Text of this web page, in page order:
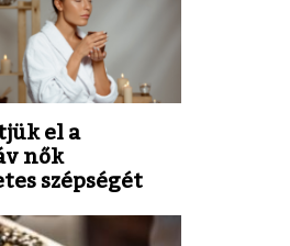
el a
nők
szépségét